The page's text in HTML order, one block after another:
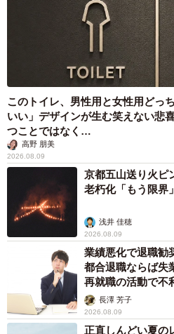
このトイレ、男性用と女性用どっ
いい」デザインが生む笑えない
つことではなく…
高野 朋美
2026.08.09
京都五山送り火
老朽化「もう限
浅井 佳穂
2026.08.09
業績悪化で退職
都合退職ならば失
再就職の活動で不
アカウンセラーが
長澤 芳子
2026.08.09
正直しんどい夏の